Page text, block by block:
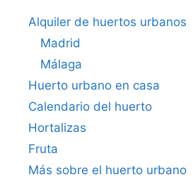
Alquiler de huertos urbanos
Madrid
Málaga
Huerto urbano en casa
Calendario del huerto
Hortalizas
Fruta
Más sobre el huerto urbano